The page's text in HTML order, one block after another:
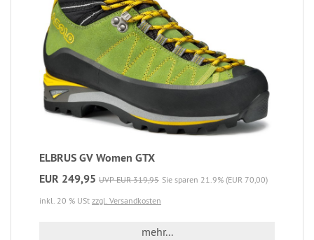
ELBRUS GV Women GTX
EUR 249,95 UVP EUR 319,95 Sie sparen 21.9% (EUR 70,00)
inkl. 20 % USt zzgl. Versandkosten
mehr...